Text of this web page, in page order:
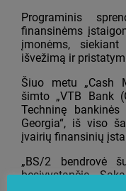
Programinis
finansinėms
įmonėms,
išvežimą ir
Šiuo metu „Cash
šimto „VTB Bank
Techninę
Georgia“, iš viso
įvairių finansinių
„BS/2 bendrovė
besivystančia